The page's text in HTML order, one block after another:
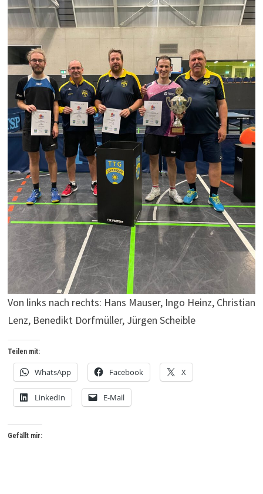
Von links nach rechts: Hans Mauser, Ingo Heinz, Christian
Lenz, Benedikt Dorfmüller, Jürgen Scheible
Teilen mit:
WhatsApp Facebook X
LinkedIn E-Mail
Gefällt mir: